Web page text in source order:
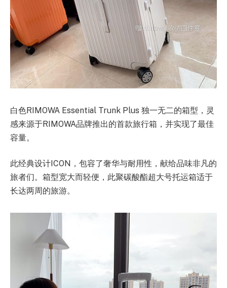
白色RIMOWA Essential Trunk Plus 独一无二的箱型，灵
感来源于RIMOWA品牌推出的首款旅行箱，并实现了最佳
容量。
此经典设计ICON，包容了奢华与耐用性，献给品味非凡的
旅者们。箱型宽大而轻便，此聚碳酸酯超大号托运箱适于
长达两周的旅游。